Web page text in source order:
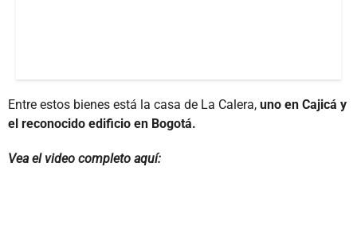
Entre estos bienes está la casa de La Calera, uno en Cajicá y
el reconocido edificio en Bogotá.
Vea el video completo aquí: